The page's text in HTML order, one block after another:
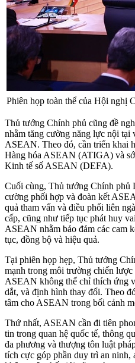
Phiên họp toàn thể của Hội
Thủ tướng Chính phủ cũng đề
nhằm tăng cường năng lực nội tại
ASEAN. Theo đó, cần triển khai
Hàng hóa ASEAN (ATIGA) và
Kinh tế số ASEAN (DEFA).
Cuối cùng, Thủ tướng Chính phủ
cường phối hợp và đoàn kết
quả tham vấn và điều phối liên
cấp, cũng như tiếp tục phát huy
ASEAN nhằm bảo đảm các cam
tục, đồng bộ và hiệu quả.
Tại phiên họp hẹp, Thủ tướng
mạnh trong môi trường chiến lược
ASEAN không thể chỉ thích ứng
dắt, và định hình thay đổi. Theo
tâm cho ASEAN trong bối cảnh
Thứ nhất, ASEAN cần đi tiên
tin trong quan hệ quốc tế, thông
đa phương và thượng tôn luật
tích cực góp phần duy trì an ninh,